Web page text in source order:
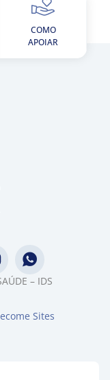
COMO
APOIAR
– IDS
Sites